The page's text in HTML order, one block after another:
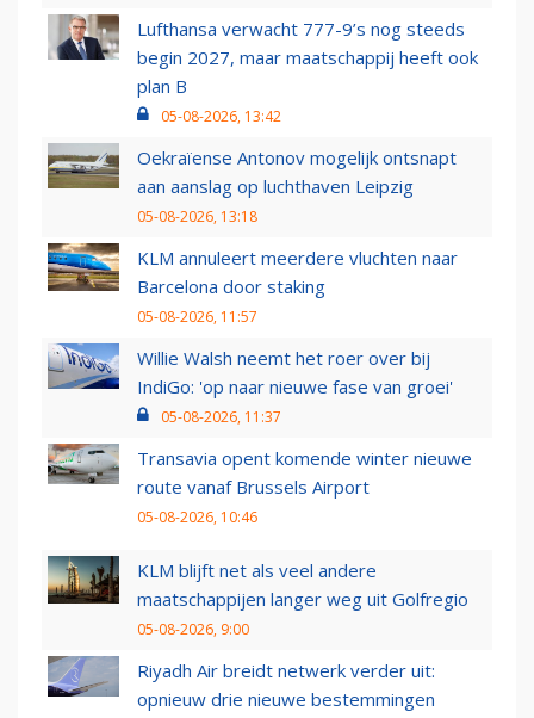
Lufthansa verwacht 777-9’s nog steeds
begin 2027, maar maatschappij heeft ook
plan B
05-08-2026, 13:42
Oekraïense Antonov mogelijk ontsnapt
aan aanslag op luchthaven Leipzig
05-08-2026, 13:18
KLM annuleert meerdere vluchten naar
Barcelona door staking
05-08-2026, 11:57
Willie Walsh neemt het roer over bij
IndiGo: 'op naar nieuwe fase van groei'
05-08-2026, 11:37
Transavia opent komende winter nieuwe
route vanaf Brussels Airport
05-08-2026, 10:46
KLM blijft net als veel andere
maatschappijen langer weg uit Golfregio
05-08-2026, 9:00
Riyadh Air breidt netwerk verder uit:
opnieuw drie nieuwe bestemmingen